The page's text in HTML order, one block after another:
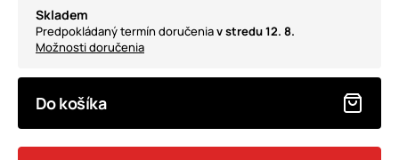
Skladem
Predpokládaný termín doručeniav stredu 12. 8.
Možnosti doručenia
Do košíka